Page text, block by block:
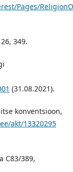
Pages/
349.
(31.08.2021).
konventsioon,
akt/13320295
C83/389,